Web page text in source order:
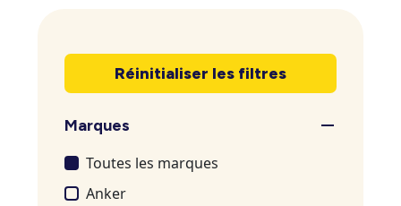
Réinitialiser les filtres
Marques
Toutes les marques
Anker